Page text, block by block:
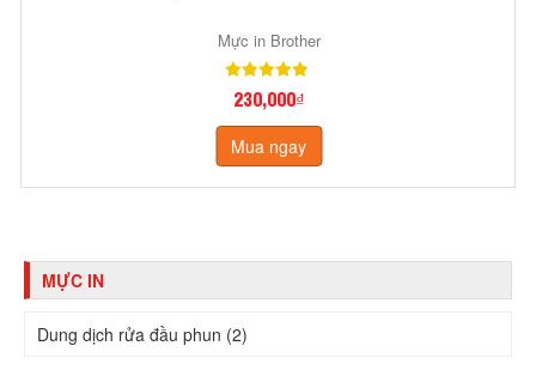
Mực in Brother
230,000₫
Mua ngay
MỰC IN
Dung dịch rửa đầu phun (2)